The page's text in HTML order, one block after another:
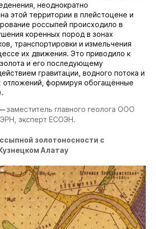
неоднократно
этой территории в плейстоцене и
россыпей происходило в
коренных пород в зонах
транспортировки и измельчения
их движения. Это приводило к
и его последующему
гравитации, водного потока и
отложений, формируя обогащённые
заместитель главного геолога ООО
эксперт ЕСОЭН.
золотоносности с
Алатау